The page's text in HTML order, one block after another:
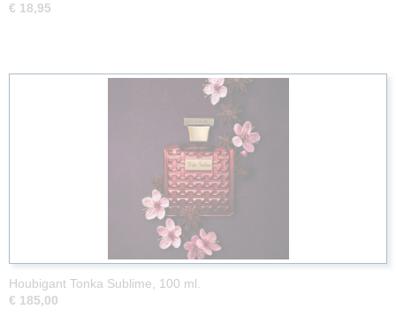
€ 18,95
Houbigant Tonka Sublime, 100 ml.
€ 185,00